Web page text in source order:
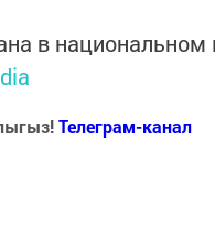
в
Телеграм-канал